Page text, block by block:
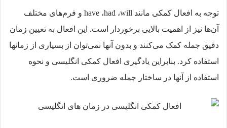
توجه به افعال کمکی مانند have ،had ،will و فرم‌های مختلف
آن‌ها نیز از اهمیت بالایی برخوردار است. این افعال به تعیین زمان
دقیق جمله کمک می‌کنند و بدون آنها نمی‌توان از بسیاری از زمانها
استفاده کرد. بنابراین یادگیری افعال کمکی انگلیسی و نحوه
استفاده از آنها در ساختار جمله ضروری است.